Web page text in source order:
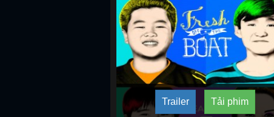
Trailer Tải phim